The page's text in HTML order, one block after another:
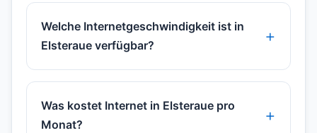
Welche Internetgeschwindigkeit ist in
Elsteraue verfügbar?
Was kostet Internet in Elsteraue pro
Monat?